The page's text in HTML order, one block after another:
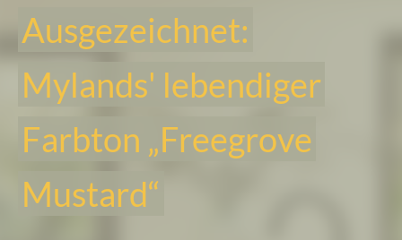
Ausgezeichnet:
Mylands' lebendiger
Farbton „Freegrove
Mustard“